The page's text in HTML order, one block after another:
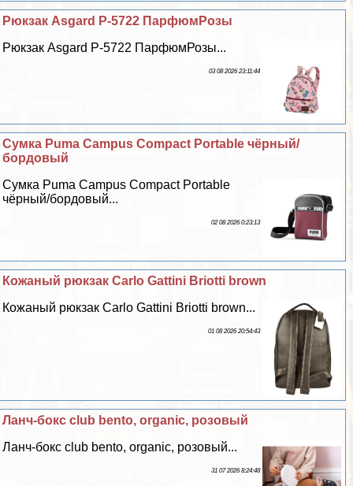
Рюкзак Asgard Р-5722 ПарфюмРозы
Рюкзак Asgard Р-5722 ПарфюмРозы...
03 08 2026 23:11:44
Сумка Puma Campus Compact Portable чёрный/
бордовый
Сумка Puma Campus Compact Portable
чёрный/бордовый...
02 08 2026 0:23:13
Кожаный рюкзак Carlo Gattini Briotti brown
Кожаный рюкзак Carlo Gattini Briotti brown...
01 08 2026 20:54:43
Ланч-бокс club bento, organic, розовый
Ланч-бокс club bento, organic, розовый...
31 07 2026 8:24:48